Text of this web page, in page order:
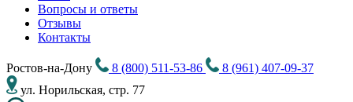
Вопросы и ответы
Отзывы
Контакты
Ростов-на-Дону 8 (800) 511-53-86
8 (961) 407-09-37
ул. Норильская, стр. 77